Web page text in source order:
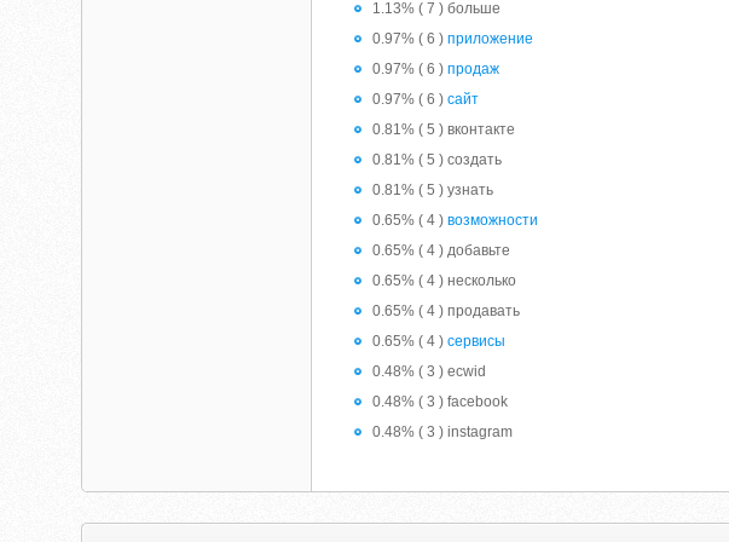
1.13% ( 7 ) больше
0.97% ( 6 )приложение
0.97% ( 6 )продаж
0.97% ( 6 )сайт
0.81% ( 5 ) вконтакте
0.81% ( 5 ) создать
0.81% ( 5 ) узнать
0.65% ( 4 )возможности
0.65% ( 4 ) добавьте
0.65% ( 4 ) несколько
0.65% ( 4 ) продавать
0.65% ( 4 )сервисы
0.48% ( 3 ) ecwid
0.48% ( 3 ) facebook
0.48% ( 3 ) instagram